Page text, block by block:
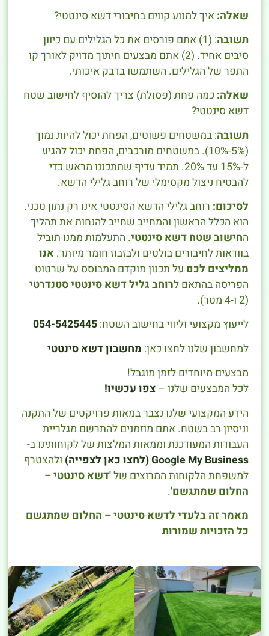
שאלה:איך למנוע קווים בחיבורי דשא סינטטי?
תשובה
: (1) אתם פורסים את כל הגלילים עם כיוון
סיבים אחיד. (2) אתם מבצעים חיתוך מדויק לאורך קו
התפר של הגלילים. השתמשו בדבק איכותי.
שאלה: כמה פחת (פסולת) צריך להוסיף לחישוב שטח
דשא סינטטי?
תשובה: במשטחים פשוטים, הפחת יכול להיות נמוך
(5%-10%). במשטחים מורכבים, הפחת יכול להגיע
ל-15% עד 20%. תמיד עדיף שתתכננו מראש כדי
להבטיח ניצול מקסימלי של רוחב גלילי הדשא.
לסיכום: רוחב גלילי הדשא הסינטטי אינו רק נתון טכני.
הוא הכלל הראשון והמחייב שחייב להנחות את תהליך
החישוב שטח דשא סינטטי. התעלמות ממנו תוביל
בוודאות לחיבורים בולטים ולבזבוז חומר מיותר. אנו
ממליצים לכם על תכנון מוקדם המבוסס על שרטוט
הפריסה בהתאם לרוחב גליל דשא סינטטי סטנדרטי
(2 ו-4 מטר).
לייעוץ מקצועי וליווי בחישוב השטח:054-5425445
למחשבון שלנו לחצו כאן: מחשבון דשא סינטטי
מבצעים מיוחדים לזמן מוגבל!
לכל המבצעים שלנו –צפו עכשיו!
הידע המקצועי שלנו נצבר במאות פרויקטים של התקנה
וניסיון רב בשטח. אתם מוזמנים להתרשם מגלריית
העבודות המעודכנת וממאות המלצות של לקוחותינו ב-
Google My Business (לחצו כאן לצפייה)
ולהצטרף
למשפחת הלקוחות המרוצים של'דשא סינטטי –
החלום שמתגשם'.
מאמר זה בלעדי לדשא סינטטי – החלום שמתגשם
כל הזכויות שמורות